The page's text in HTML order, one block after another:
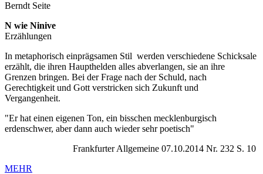
Berndt Seite
N wie Ninive
Erzählungen
In metaphorisch einprägsamen Stil werden verschiedene Schicksale
erzählt, die ihren Haupthelden alles abverlangen, sie an ihre
Grenzen bringen. Bei der Frage nach der Schuld, nach
Gerechtigkeit und Gott verstricken sich Zukunft und
Vergangenheit.
"Er hat einen eigenen Ton, ein bisschen mecklenburgisch
erdenschwer, aber dann auch wieder sehr poetisch"
Frankfurter Allgemeine 07.10.2014 Nr. 232 S. 10
MEHR